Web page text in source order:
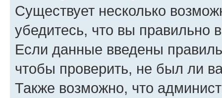
Существует несколько
убедитесь, что вы правильно
Если данные введены
чтобы проверить, не был ли
Также возможно, что